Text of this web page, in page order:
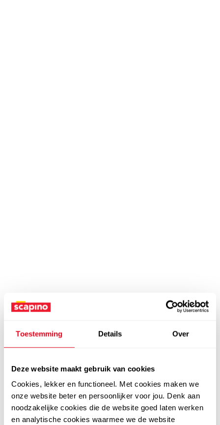
Toestemming Details Over
Deze website maakt gebruik van cookies
Cookies, lekker en functioneel. Met cookies maken we
onze website beter en persoonlijker voor jou. Denk aan
noodzakelijke cookies die de website goed laten werken
en analytische cookies waarmee we de website